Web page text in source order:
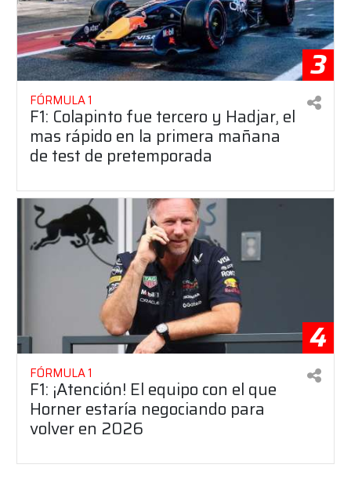
3
FÓRMULA 1
F1: Colapinto fue tercero y Hadjar, el
mas rápido en la primera mañana
de test de pretemporada
4
FÓRMULA 1
F1: ¡Atención! El equipo con el que
Horner estaría negociando para
volver en 2026